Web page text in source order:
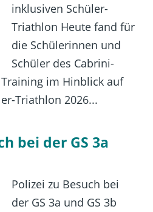
inklusiven Schüler-
Triathlon Heute fand für
die Schülerinnen und
Schüler des Cabrini-
im Hinblick auf
Triathlon 2026...
bei der GS 3a
Polizei zu Besuch bei
der GS 3a und GS 3b